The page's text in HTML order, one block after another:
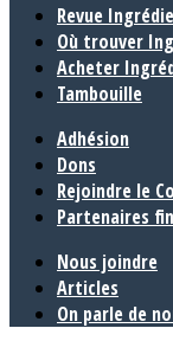
Revue
Où trouver
Acheter
Tambouille
Adhésion
Dons
Rejoindre le
Partenaires
Nous joindre
Articles
On parle de